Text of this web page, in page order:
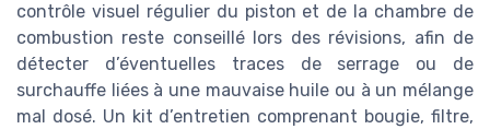
contrôle visuel régulier du piston et de la chambre de
combustion reste conseillé lors des révisions, afin de
détecter d’éventuelles traces de serrage ou de
surchauffe liées à une mauvaise huile ou à un mélange
mal dosé. Un kit d’entretien comprenant bougie, filtre,